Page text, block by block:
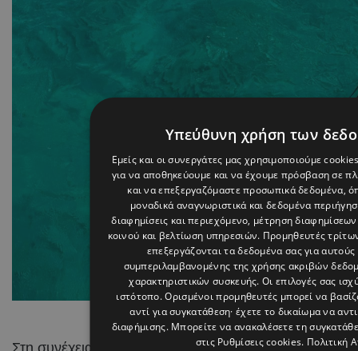
instagram/Gal
Στη συνέχεια η 41χρονη star, ποζάρει μαζί με τις
Υπεύθυνη χρήση των
Εμείς και οι συνεργάτες μας χρησιμοποιούμε
για να αποθηκεύουμε και να έχουμε πρόσβαση σε
και να επεξεργαζόμαστε προσωπικά δεδομένα,
μοναδικά αναγνωριστικά και δεδομένα
διαφημίσεις και περιεχόμενο, μέτρηση
κοινού και βελτίωση υπηρεσιών. Προμηθευτές
επεξεργάζονται τα δεδομένα σας για
συμπεριλαμβανομένης της χρήσης ακριβών
χαρακτηριστικών συσκευής. Οι επιλογές σας
ιστότοπο. Ορισμένοι προμηθευτές μπορεί να
αντί για συγκατάθεση· έχετε το δικαίωμα να
διαφήμισης. Μπορείτε να ανακαλέσετε τη
στις Ρυθμίσεις cookies. Πολιτική